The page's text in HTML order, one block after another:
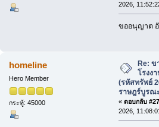
2026,
ขออนุญาต
homeline
Hero Member
กระทู้: 45000
Re:
โรงง
(รหัสทรัพย์
ราษฎร์บูรณ
« ตอบกลับ
2026,